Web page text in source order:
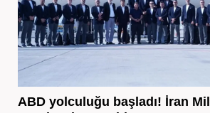
ABD yolculuğu başladı! İran